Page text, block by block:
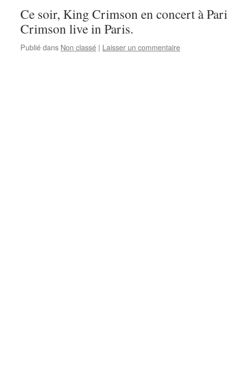
Ce soir, King Crimson en concert à
Crimson live in Paris.
Publié dans Non classé | Laisser un commentaire